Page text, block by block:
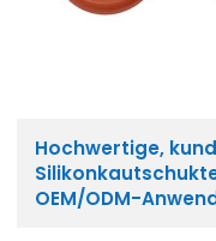
Hochwertige,
OEM/ODM-